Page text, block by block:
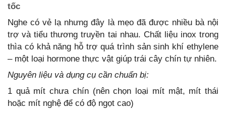
tốc
Nghe có vẻ lạ nhưng đây là mẹo đã được nhiều bà nội
trợ và tiểu thương truyền tai nhau. Chất liệu inox trong
thìa có khả năng hỗ trợ quá trình sản sinh khí ethylene
– một loại hormone thực vật giúp trái cây chín tự nhiên.
Nguyên liệu và dụng cụ cần chuẩn bị:
1 quả mít chưa chín (nên chọn loại mít mật, mít thái
hoặc mít nghệ để có độ ngọt cao)